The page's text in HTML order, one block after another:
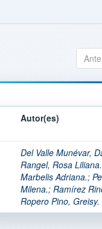
Autor(es)
Del Valle Munévar,
Rangel, Rosa Liliana.
Marbelis Adriana.;
Milena.; Ramírez
Ropero Pino, Greisy.